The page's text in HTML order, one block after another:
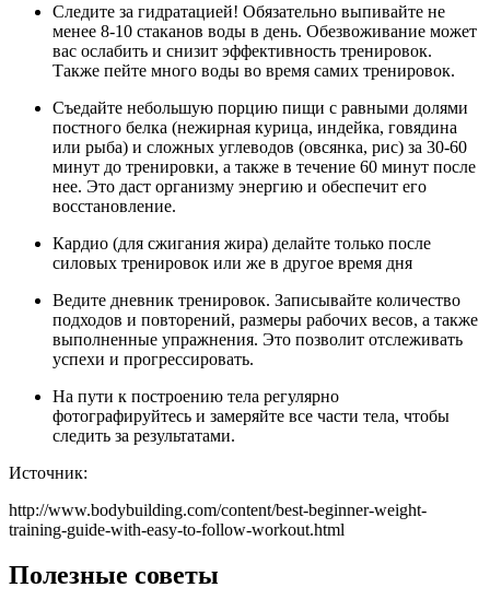
Следите за гидратацией! Обязательно выпивайте не
менее 8-10 стаканов воды в день. Обезвоживание может
вас ослабить и снизит эффективность тренировок.
Также пейте много воды во время самих тренировок.
Съедайте небольшую порцию пищи с равными долями
постного белка (нежирная курица, индейка, говядина
или рыба) и сложных углеводов (овсянка, рис) за 30-60
минут до тренировки, а также в течение 60 минут после
нее. Это даст организму энергию и обеспечит его
восстановление.
Кардио (для сжигания жира) делайте только после
силовых тренировок или же в другое время дня
Ведите дневник тренировок. Записывайте количество
подходов и повторений, размеры рабочих весов, а также
выполненные упражнения. Это позволит отслеживать
успехи и прогрессировать.
На пути к построению тела регулярно
фотографируйтесь и замеряйте все части тела, чтобы
следить за результатами.
Источник:
http://www.bodybuilding.com/content/best-beginner-weight-
training-guide-with-easy-to-follow-workout.html
Полезные советы